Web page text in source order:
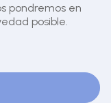
pondremos en
posible.